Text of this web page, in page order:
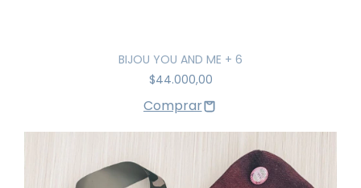
BIJOU YOU AND ME + 6
$44.000,00